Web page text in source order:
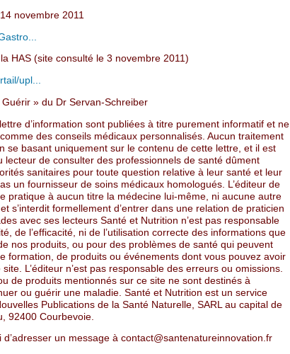
novembre 2011
HAS (site consulté le 3 novembre 2011)
upl...
» du Dr Servan-Schreiber
d’information sont publiées à titre purement informatif et ne
des conseils médicaux personnalisés. Aucun traitement
se basant uniquement sur le contenu de cette lettre, et il est
lecteur de consulter des professionnels de santé dûment
sanitaires pour toute question relative à leur santé et leur
un fournisseur de soins médicaux homologués. L’éditeur de
pratique à aucun titre la médecine lui-même, ni aucune autre
s’interdit formellement d’entrer dans une relation de praticien
avec ses lecteurs Santé et Nutrition n’est pas responsable
de l’efficacité, ni de l’utilisation correcte des informations que
nos produits, ou pour des problèmes de santé qui peuvent
formation, de produits ou événements dont vous pouvez avoir
L’éditeur n’est pas responsable des erreurs ou omissions.
de produits mentionnés sur ce site ne sont destinés à
ou guérir une maladie. Santé et Nutrition est un service
Publications de la Santé Naturelle, SARL au capital de
92400 Courbevoie.
un message à contact@santenatureinnovation.fr